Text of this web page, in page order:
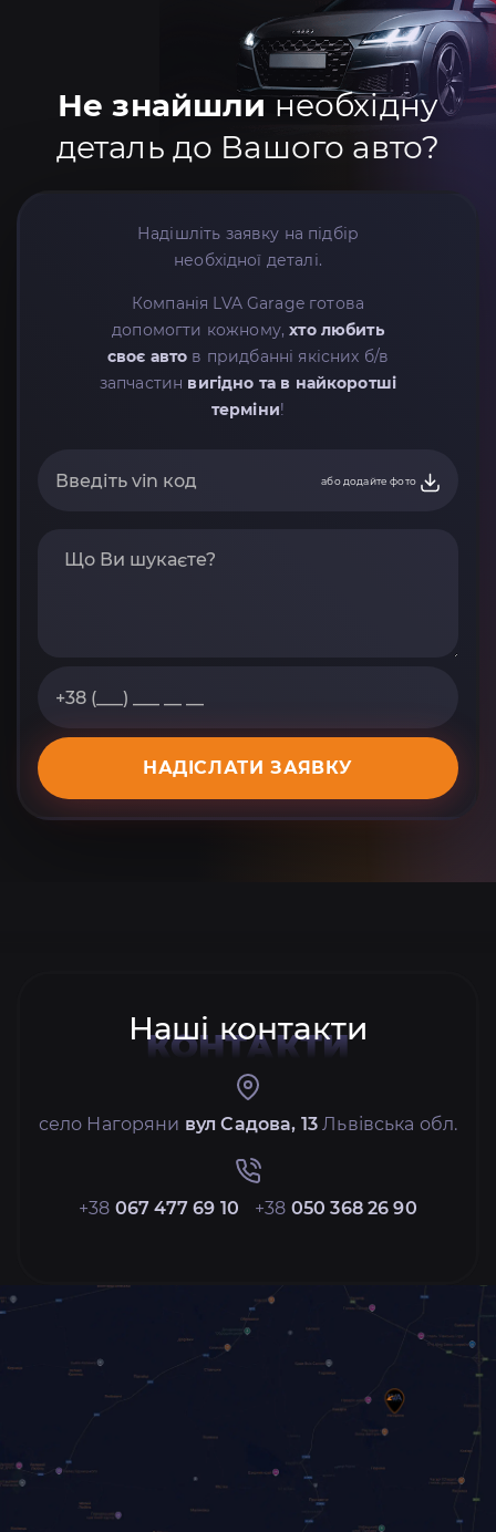
Не знайшли необхідну
деталь до Вашого авто?
Надішліть заявку на підбір
необхідної деталі.
Компанія LVA Garage готова
допомогти кожному,хто любить
своє авто в придбанні якісних б/в
запчастин вигідно та в найкоротші
терміни!
або додайте фото
НАДІСЛАТИ ЗАЯВКУ
Наші контакти
КОНТАКТИ
село Нагоряни вул Садова, 13 Львівська обл.
+38 067 477 69 10 +38 050 368 26 90